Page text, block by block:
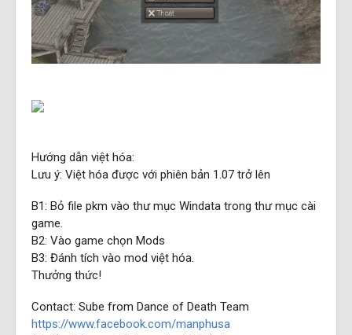
Hướng dẫn việt hóa:
Lưu ý: Việt hóa được với phiên bản 1.07 trở lên
B1: Bỏ file pkm vào thư mục Windata trong thư mục cài
game.
B2: Vào game chọn Mods
B3: Đánh tích vào mod việt hóa.
Thưởng thức!
Contact: Sube from Dance of Death Team
https://www.facebook.com/manphusa